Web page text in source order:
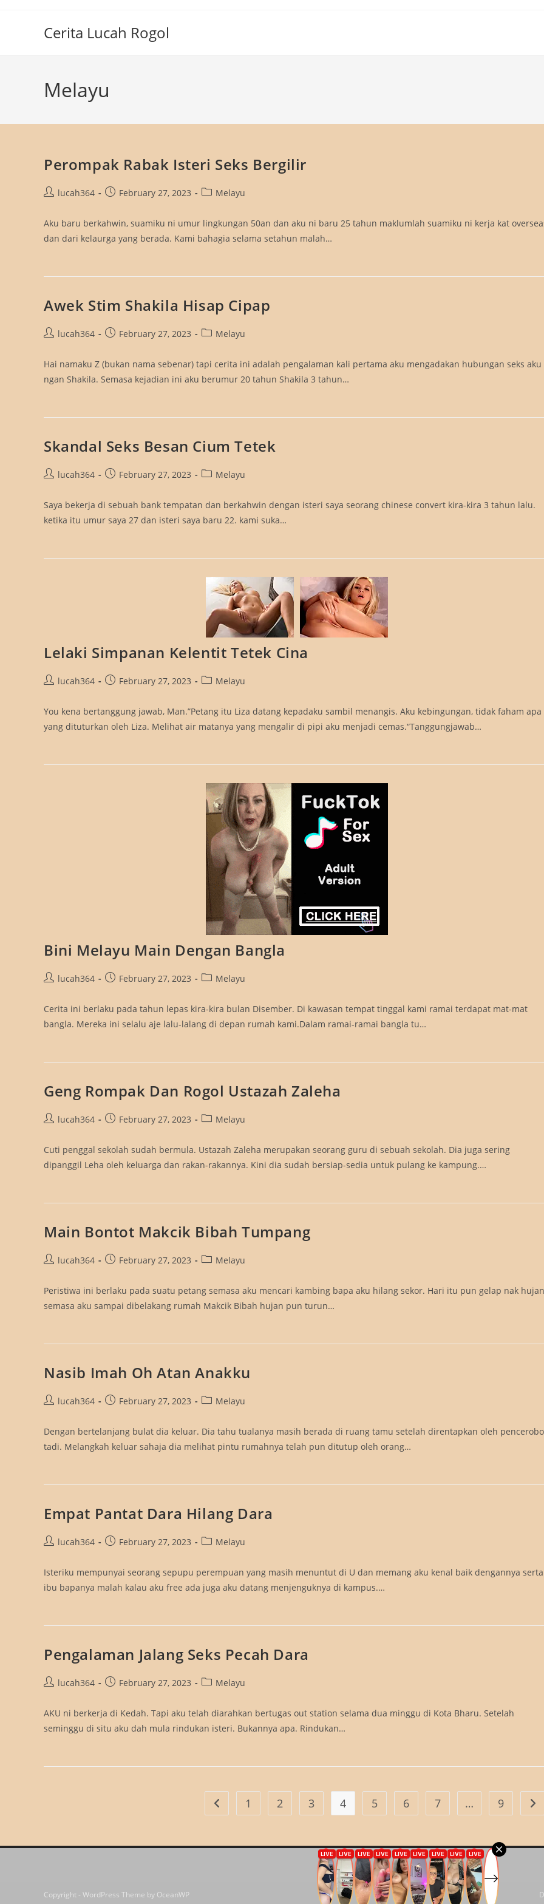
Cerita Lucah Rogol
Melayu
Perompak Rabak Isteri Seks Bergilir
Postlucah364
PostFebruary 27, 2023
PostMelayu
Aku baru berkahwin, suamiku ni umur lingkungan 50an dan aku ni baru 25 tahun maklumlah suamiku ni kerja kat
dan dari kelaurga yang berada. Kami bahagia selama setahun malah…
Awek Stim Shakila Hisap Cipap
Postlucah364
PostFebruary 27, 2023
PostMelayu
Hai namaku Z (bukan nama sebenar) tapi cerita ini adalah pengalaman kali pertama aku mengadakan hubungan seks aku
ngan Shakila. Semasa kejadian ini aku berumur 20 tahun Shakila 3 tahun…
Skandal Seks Besan Cium Tetek
Postlucah364
PostFebruary 27, 2023
PostMelayu
Saya bekerja di sebuah bank tempatan dan berkahwin dengan isteri saya seorang chinese convert kira-kira 3 tahun lalu.
ketika itu umur saya 27 dan isteri saya baru 22. kami suka…
Lelaki Simpanan Kelentit Tetek Cina
Postlucah364
PostFebruary 27, 2023
PostMelayu
You kena bertanggung jawab, Man.”Petang itu Liza datang kepadaku sambil menangis. Aku kebingungan, tidak faham apa
yang dituturkan oleh Liza. Melihat air matanya yang mengalir di pipi aku menjadi cemas.“Tanggungjawab…
Bini Melayu Main Dengan Bangla
Postlucah364
PostFebruary 27, 2023
PostMelayu
Cerita ini berlaku pada tahun lepas kira-kira bulan Disember. Di kawasan tempat tinggal kami ramai terdapat mat-mat
bangla. Mereka ini selalu aje lalu-lalang di depan rumah kami.Dalam ramai-ramai bangla tu…
Geng Rompak Dan Rogol Ustazah Zaleha
Postlucah364
PostFebruary 27, 2023
PostMelayu
Cuti penggal sekolah sudah bermula. Ustazah Zaleha merupakan seorang guru di sebuah sekolah. Dia juga sering
dipanggil Leha oleh keluarga dan rakan-rakannya. Kini dia sudah bersiap-sedia untuk pulang ke kampung.…
Main Bontot Makcik Bibah Tumpang
Postlucah364
PostFebruary 27, 2023
PostMelayu
Peristiwa ini berlaku pada suatu petang semasa aku mencari kambing bapa aku hilang sekor. Hari itu pun gelap nak hujan
semasa aku sampai dibelakang rumah Makcik Bibah hujan pun turun…
Nasib Imah Oh Atan Anakku
Postlucah364
PostFebruary 27, 2023
PostMelayu
Dengan bertelanjang bulat dia keluar. Dia tahu tualanya masih berada di ruang tamu setelah direntapkan oleh
tadi. Melangkah keluar sahaja dia melihat pintu rumahnya telah pun ditutup oleh orang…
Empat Pantat Dara Hilang Dara
Postlucah364
PostFebruary 27, 2023
PostMelayu
Isteriku mempunyai seorang sepupu perempuan yang masih menuntut di U dan memang aku kenal baik dengannya serta
ibu bapanya malah kalau aku free ada juga aku datang menjenguknya di kampus.…
Pengalaman Jalang Seks Pecah Dara
Postlucah364
PostFebruary 27, 2023
PostMelayu
AKU ni berkerja di Kedah. Tapi aku telah diarahkan bertugas out station selama dua minggu di Kota Bharu. Setelah
seminggu di situ aku dah mula rindukan isteri. Bukannya apa. Rindukan…
Go to the previous page
1 2 3 4 5 6 7 … 9
Copyright - WordPress Theme by OceanWP